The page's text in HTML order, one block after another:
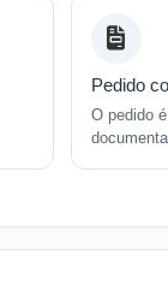
Pedido
O pedido